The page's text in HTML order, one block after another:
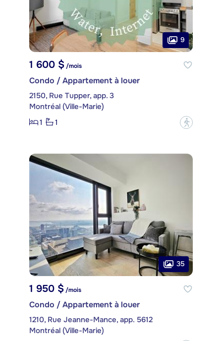
9
1 600 $ /mois
Condo / Appartement à louer
2150, Rue Tupper, app. 3
Montréal (Ville-Marie)
1
1 ?
35
1 950 $/mois
Condo / Appartement à louer
1210, Rue Jeanne-Mance, app. 5612
Montréal (Ville-Marie)